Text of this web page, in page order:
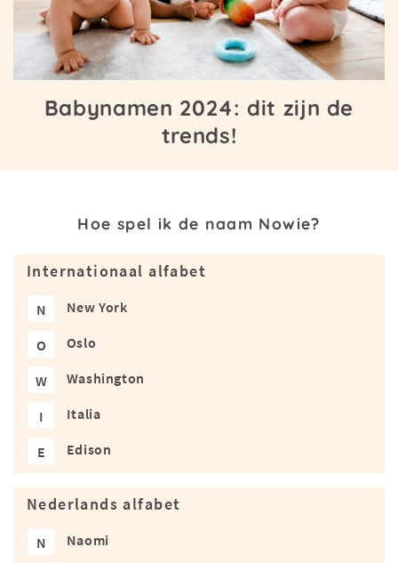
Babynamen 2024: dit zijn de
trends!
Hoe spel ik de naam Nowie?
Internationaal alfabet
N New York
O Oslo
W Washington
I Italia
E Edison
Nederlands alfabet
N Naomi